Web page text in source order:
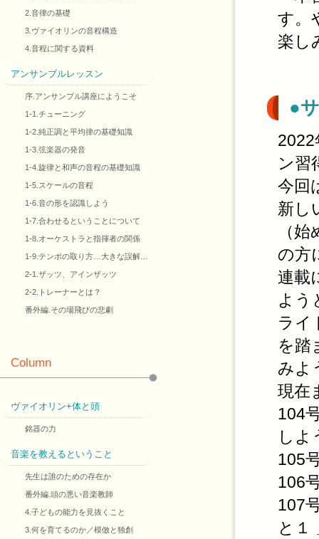
す。
楽し
●
ン習
今回
新し
（
の方
連載
よう
ライ
を踏
みよ
現在
104
しよ
105
106
107
と１
2.音律の基礎
3.ヴァイオリンの音程構造
4.音程に関する資料
アンサンブルレッスン
序.アンサンブル講座にようこそ
1-1.チューニング
1-2.純正調と平均律の基礎知識
1-3.弦楽器の発音
1-4.旋律と和声の音程の基礎知識
1-5.スケールの音程
1-6.音の形を認識しよう
1-7.合わせるということについて
1-8.オーケストラと指揮者の関係
1-9.テンポの取り方…大きな誤解…
2-1.ザッツ、アインザッツ
2-2.トレーナーとは？
番外編.その場飛びの悲劇
Column
ヴァイオリン+体と頭
銘器の力
音楽を教えるということ
先生は誰のための存在か
番外編.頭の悪い音楽教師
4.子どもの能力を見抜くこと
3.何を育てるのか／模倣と独創